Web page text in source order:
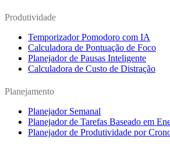
Produtividade
Temporizador Pomodoro com IA
Calculadora de Pontuação de Foco
Planejador de Pausas Inteligente
Calculadora de Custo de Distração
Planejamento
Planejador Semanal
Planejador de Tarefas Baseado em
Planejador de Produtividade por